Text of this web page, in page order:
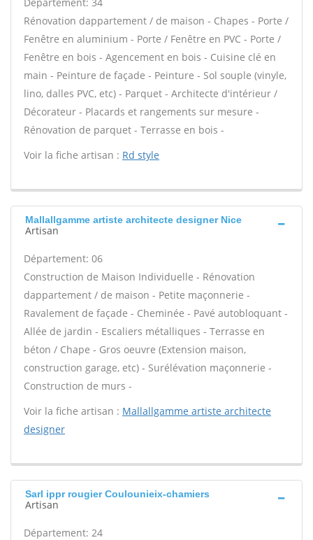
Rénovation dappartement / de maison - Chapes - Porte /
Fenêtre en aluminium - Porte / Fenêtre en PVC - Porte /
Fenêtre en bois - Agencement en bois - Cuisine clé en
main - Peinture de façade - Peinture - Sol souple (vinyle,
lino, dalles PVC, etc) - Parquet - Architecte d'intérieur /
Décorateur - Placards et rangements sur mesure -
Rénovation de parquet - Terrasse en bois -
Voir la fiche artisan : Rd style
Mallallgamme artiste architecte designer Nice
Artisan
Département: 06
Construction de Maison Individuelle - Rénovation
dappartement / de maison - Petite maçonnerie -
Ravalement de façade - Cheminée - Pavé autobloquant -
Allée de jardin - Escaliers métalliques - Terrasse en
béton / Chape - Gros oeuvre (Extension maison,
construction garage, etc) - Surélévation maçonnerie -
Construction de murs -
Voir la fiche artisan : Mallallgamme artiste architecte
designer
Sarl ippr rougier Coulounieix-chamiers
Artisan
Département: 24